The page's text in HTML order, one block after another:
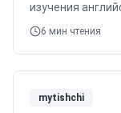
изучения
созданию
повторениями и
6 мин чтения
mytishchi